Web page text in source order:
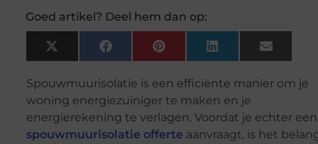
Goed artikel? Deel hem dan op:
X
(Twitter)
FacebookPinterest LinkedIn Email
Spouwmuurisolatie is een efficiënte manier om je
woning energiezuiniger te maken en je
energierekening te verlagen. Voordat je echter een
spouwmuurisolatie offerte aanvraagt, is het